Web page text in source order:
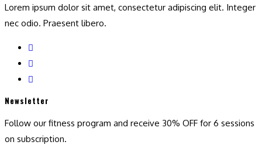
Lorem ipsum dolor sit amet, consectetur adipiscing elit. Integer
nec odio. Praesent libero.
Newsletter
Follow our fitness program and receive 30% OFF for 6 sessions
on subscription.